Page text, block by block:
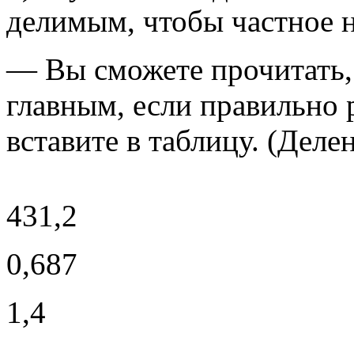
делимым, чтобы частное
— Вы сможете
главным, если
вставите в таблицу.
431,2
0,687
1,4